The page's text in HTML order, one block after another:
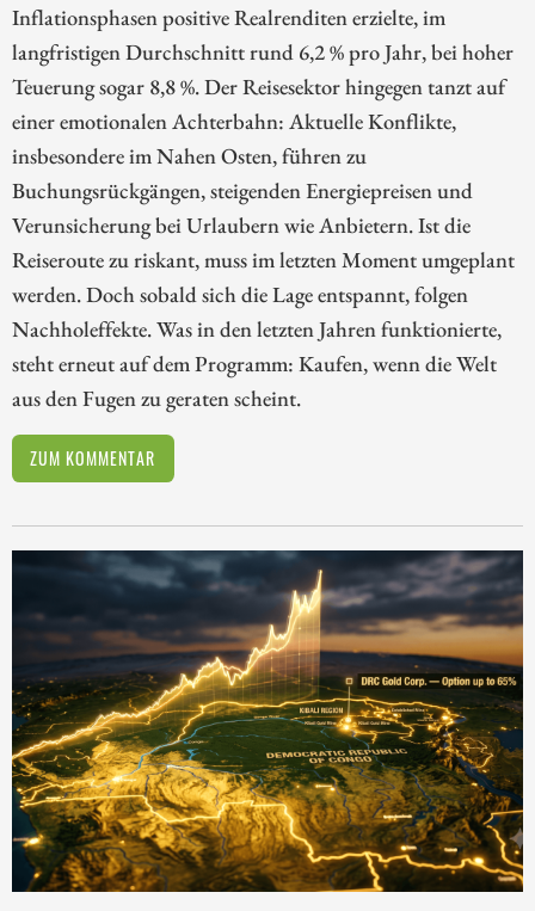
Inflationsphasen positive Realrenditen erzielte, im
langfristigen Durchschnitt rund 6,2 % pro Jahr, bei hoher
Teuerung sogar 8,8 %. Der Reisesektor hingegen tanzt auf
einer emotionalen Achterbahn: Aktuelle Konflikte,
insbesondere im Nahen Osten, führen zu
Buchungsrückgängen, steigenden Energiepreisen und
Verunsicherung bei Urlaubern wie Anbietern. Ist die
Reiseroute zu riskant, muss im letzten Moment umgeplant
werden. Doch sobald sich die Lage entspannt, folgen
Nachholeffekte. Was in den letzten Jahren funktionierte,
steht erneut auf dem Programm: Kaufen, wenn die Welt
aus den Fugen zu geraten scheint.
ZUM KOMMENTAR